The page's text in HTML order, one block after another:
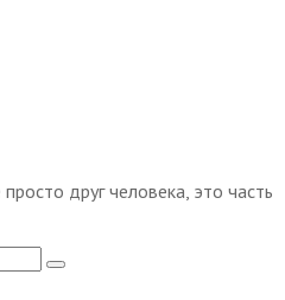
друг человека, это часть